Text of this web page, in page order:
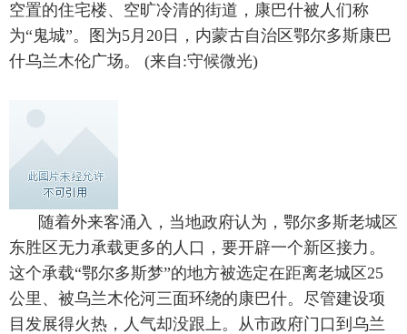
空置的住宅楼、空旷冷清的街道，康巴什被人们称
为“鬼城”。图为5月20日，内蒙古自治区鄂尔多斯康巴
什乌兰木伦广场。 (来自:守候微光)
随着外来客涌入，当地政府认为，鄂尔多斯老城区
东胜区无力承载更多的人口，要开辟一个新区接力。
这个承载“鄂尔多斯梦”的地方被选定在距离老城区25
公里、被乌兰木伦河三面环绕的康巴什。尽管建设项
目发展得火热，人气却没跟上。从市政府门口到乌兰